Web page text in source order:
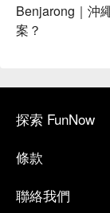
Benjarong｜沖
案？
探索 FunNow
條款
聯絡我們